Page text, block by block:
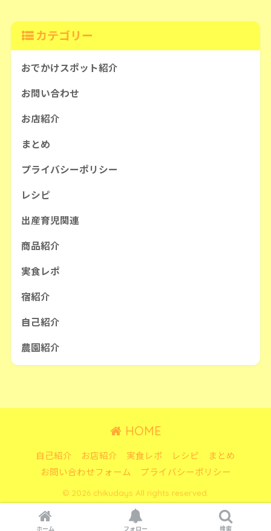
カテゴリー
おでかけスポット紹介
お問い合わせ
お店紹介
まとめ
プライバシーポリシー
レシピ
出産育児関連
商品紹介
実食レポ
宿紹介
自己紹介
農園紹介
HOME
自己紹介 お店紹介 実食レポ レシピ
まとめ
お問い合わせフォーム
プライバシーポリシー
© 2026 chikudays All rights reserved.
ホーム フォロー 検索